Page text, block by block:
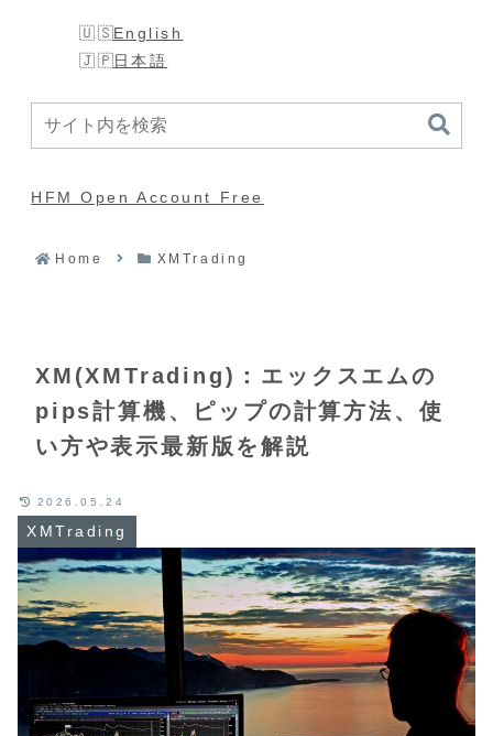
English
日本語
HFM Open Account Free
Home XMTrading
XM(XMTrading)：エックスエムの
pips計算機、ピップの計算方法、使
い方や表示最新版を解説
XMTrading
2026.05.24